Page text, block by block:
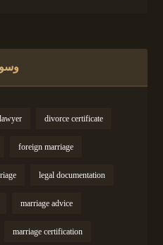
divorce certificate
foreign marriage
legal documentation
marriage advice
marriage certification